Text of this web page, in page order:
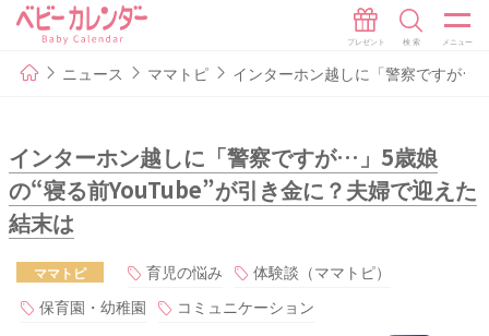
ニュース ママトピ インターホン越しに「警察ですが…
インターホン越しに「警察ですが…」5歳娘
の“寝る前YouTube”が引き金に？夫婦で迎えた
結末は
ママトピ 育児の悩み
体験談（ママトピ）
保育園・幼稚園
コミュニケーション